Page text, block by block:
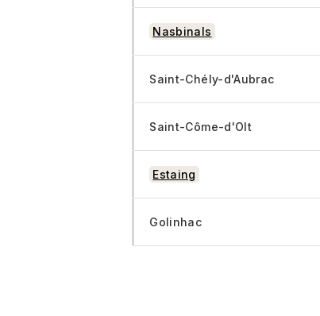
Nasbinals
Saint-Chély-d'Aubrac
Saint-Côme-d'Olt
Estaing
Golinhac